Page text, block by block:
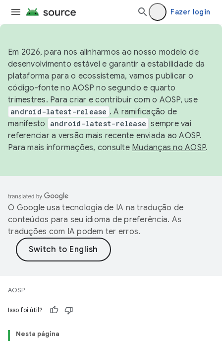
Fazer login
Em 2026, para nos alinharmos ao nosso modelo de
desenvolvimento estável e garantir a estabilidade da
plataforma para o ecossistema, vamos publicar o
código-fonte no AOSP no segundo e quarto
trimestres. Para criar e contribuir com o AOSP, use
android-latest-release . A ramificação de
manifesto
android-latest-release sempre vai
referenciar a versão mais recente enviada ao AOSP.
Para mais informações, consulte Mudanças no AOSP.
O Google usa tecnologia de IA na tradução de
conteúdos para seu idioma de preferência. As
traduções com IA podem ter erros.
AOSP
Isso foi útil?
Nesta página